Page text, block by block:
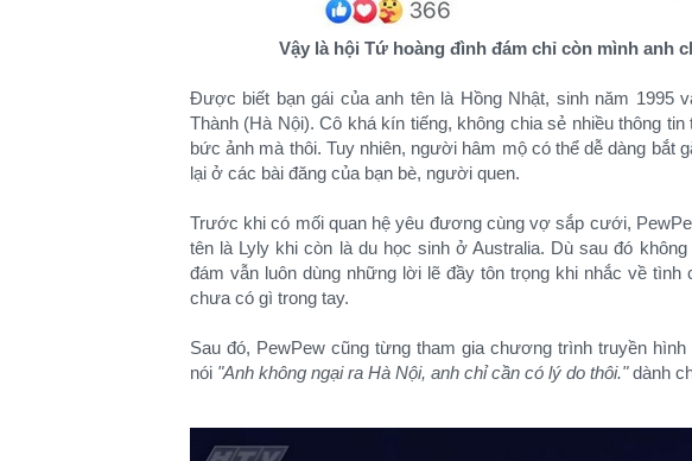
Vậy là hội Tứ hoàng đình đám chỉ còn mình anh
Được biết bạn gái của anh tên là Hồng Nhật, sinh năm 1995
Thành (Hà Nội). Cô khá kín tiếng, không chia sẻ nhiều thông
bức ảnh mà thôi. Tuy nhiên, người hâm mộ có thể dễ dàng bắt
lại ở các bài đăng của bạn bè, người quen.
Trước khi có mối quan hệ yêu đương cùng vợ sắp cưới,
tên là Lyly khi còn là du học sinh ở Australia. Dù sau đó
đám vẫn luôn dùng những lời lẽ đầy tôn trọng khi nhắc về tình
chưa có gì trong tay.
Sau đó, PewPew cũng từng tham gia chương trình truyền
nói "Anh không ngại ra Hà Nội, anh chỉ cần có lý do thôi."dành